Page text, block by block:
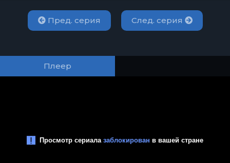
Пред. серия След. серия
Плеер